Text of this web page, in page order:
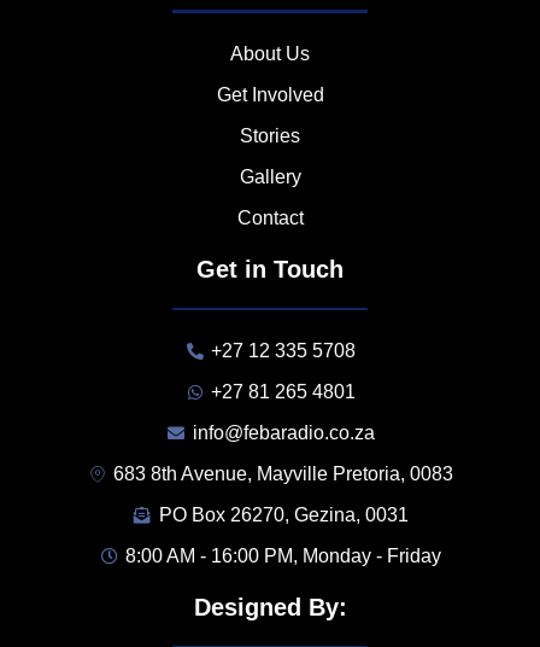
About Us
Get Involved
Stories
Gallery
Contact
Get in Touch
+27 12 335 5708
+27 81 265 4801
info@febaradio.co.za
683 8th Avenue, Mayville Pretoria, 0083
PO Box 26270, Gezina, 0031
8:00 AM - 16:00 PM, Monday - Friday
Designed By: